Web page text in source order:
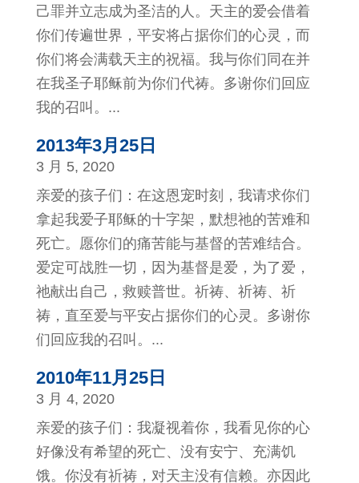
己罪并立志成为圣洁的人。天主的爱会借着
你们传遍世界，平安将占据你们的心灵，而
你们将会满载天主的祝福。我与你们同在并
在我圣子耶稣前为你们代祷。多谢你们回应
我的召叫。...
2013年3月25日
3 月 5, 2020
亲爱的孩子们：在这恩宠时刻，我请求你们
拿起我爱子耶稣的十字架，默想祂的苦难和
死亡。愿你们的痛苦能与基督的苦难结合。
爱定可战胜一切，因为基督是爱，为了爱，
祂献出自己，救赎普世。祈祷、祈祷、祈
祷，直至爱与平安占据你们的心灵。多谢你
们回应我的召叫。...
2010年11月25日
3 月 4, 2020
亲爱的孩子们：我凝视着你，我看见你的心
好像没有希望的死亡、没有安宁、充满饥
饿。你没有祈祷，对天主没有信赖。亦因此